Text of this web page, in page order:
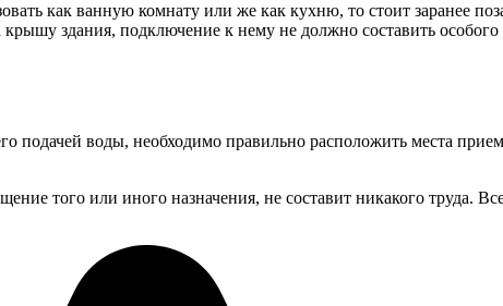
как ванную комнату или же как кухню, то стоит заранее
здания, подключение к нему не должно составить особого
подачей воды, необходимо правильно расположить места
того или иного назначения, не составит никакого труда.